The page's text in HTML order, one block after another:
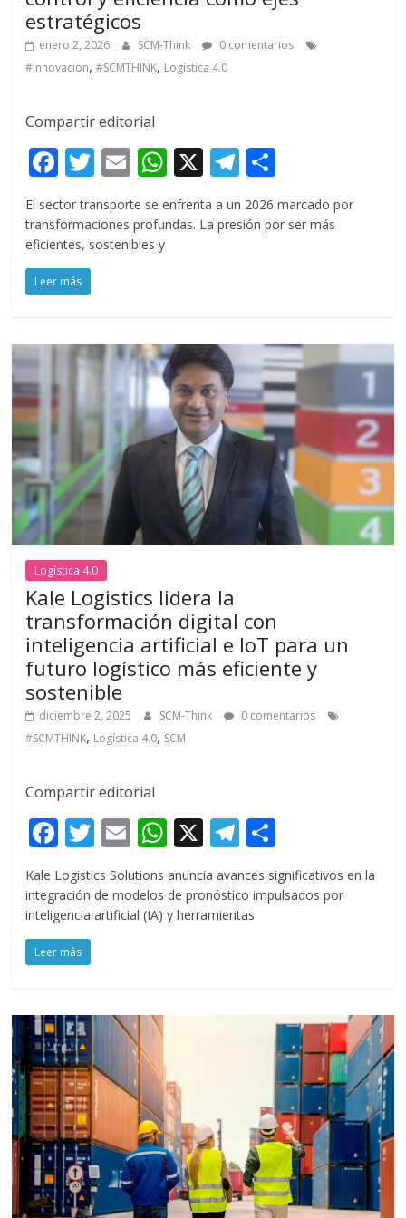
estratégicos
enero 2, 2026 SCM-Think
0 comentarios
#Innovacion,#SCMTHINK, Logística 4.0
Compartir editorial
F
ac
e
b
o
o
k
T
itt
er
E
m
ai
l
W
h
at
p
X T
el
e m
r
El sector transporte se enfrenta a un 2026 marcado por
transformaciones profundas. La presión por ser más
eficientes, sostenibles y
Leer más
Logística 4.0
Kale Logistics lidera la
transformación digital con
inteligencia artificial e IoT para un
futuro logístico más eficiente y
sostenible
diciembre 2, 2025 SCM-Think
0 comentarios
#SCMTHINK, Logística 4.0, SCM
Compartir editorial
F
ac
e
b
o
o
k
T
w
itt
er
E
m
ai
l
W
at
s
p
X T
e
gr
o
m
r
Kale Logistics Solutions anuncia avances significativos en la
integración de modelos de pronóstico impulsados por
inteligencia artificial (IA) y herramientas
Leer más